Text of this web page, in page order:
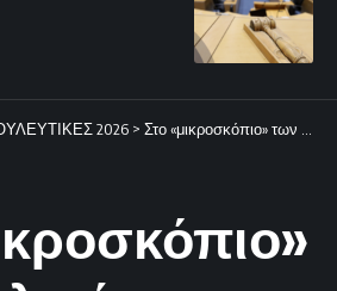
2026 > Στο «μικροσκόπιο» των πολιτών η δημοτικότητα των πολιτικών και η σύμπλευση ΔΗΣΥ-ΔΗΚΟ.